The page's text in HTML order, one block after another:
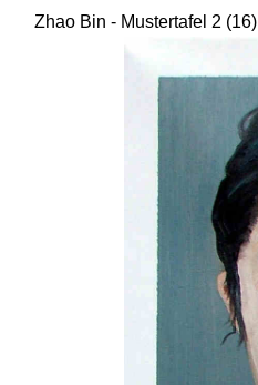
Zhao Bin - Mustertafel 2 (16)